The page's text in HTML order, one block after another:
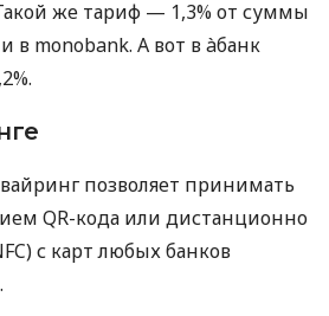
же тариф — 1,3% от суммы
monobank. А вот в àбанк
позволяет принимать
QR-кода или дистанционно
с карт любых банков